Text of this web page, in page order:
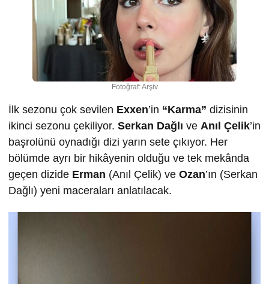
Fotoğraf: Arşiv
İlk sezonu çok sevilen Exxen’in “Karma” dizisinin
ikinci sezonu çekiliyor. Serkan Dağlı ve Anıl Çelik’in
başrolünü oynadığı dizi yarın sete çıkıyor. Her
bölümde ayrı bir hikâyenin olduğu ve tek mekânda
geçen dizide Erman (Anıl Çelik) ve Ozan’ın (Serkan
Dağlı) yeni maceraları anlatılacak.